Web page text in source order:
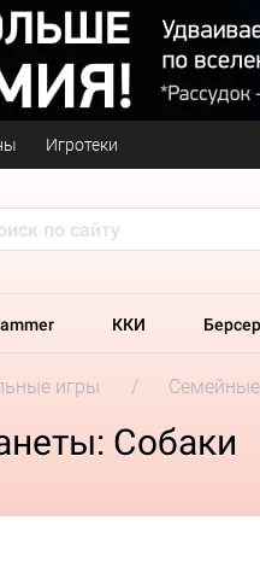
Игротеки
ККИ
игры
Собаки